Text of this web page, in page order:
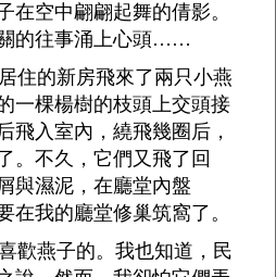
在空中翩翩起舞的倩影。
的往事涌上心頭……
住的新房飛來了兩只小燕
一棵楊樹的枝頭上交頭接
飛入室內，繞飛幾圈后，
。不久，它們又飛了回
與濕泥，在廳堂內盤
我的廳堂修巢筑窩了。
歡燕子的。我也知道，民